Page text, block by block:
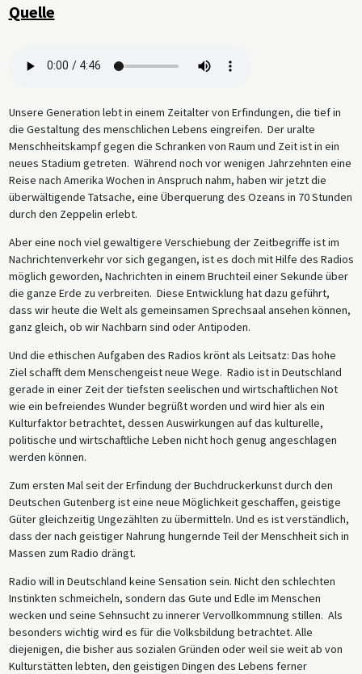
Quelle
Unsere Generation lebt in einem Zeitalter von Erfindungen, die tief in
die Gestaltung des menschlichen Lebens eingreifen. Der uralte
Menschheitskampf gegen die Schranken von Raum und Zeit ist in ein
neues Stadium getreten. Während noch vor wenigen Jahrzehnten eine
Reise nach Amerika Wochen in Anspruch nahm, haben wir jetzt die
überwältigende Tatsache, eine Überquerung des Ozeans in 70 Stunden
durch den Zeppelin erlebt.
Aber eine noch viel gewaltigere Verschiebung der Zeitbegriffe ist im
Nachrichtenverkehr vor sich gegangen, ist es doch mit Hilfe des Radios
möglich geworden, Nachrichten in einem Bruchteil einer Sekunde über
die ganze Erde zu verbreiten. Diese Entwicklung hat dazu geführt,
dass wir heute die Welt als gemeinsamen Sprechsaal ansehen können,
ganz gleich, ob wir Nachbarn sind oder Antipoden.
Und die ethischen Aufgaben des Radios krönt als Leitsatz: Das hohe
Ziel schafft dem Menschengeist neue Wege. Radio ist in Deutschland
gerade in einer Zeit der tiefsten seelischen und wirtschaftlichen Not
wie ein befreiendes Wunder begrüßt worden und wird hier als ein
Kulturfaktor betrachtet, dessen Auswirkungen auf das kulturelle,
politische und wirtschaftliche Leben nicht hoch genug angeschlagen
werden können.
Zum ersten Mal seit der Erfindung der Buchdruckerkunst durch den
Deutschen Gutenberg ist eine neue Möglichkeit geschaffen, geistige
Güter gleichzeitig Ungezählten zu übermitteln. Und es ist verständlich,
dass der nach geistiger Nahrung hungernde Teil der Menschheit sich in
Massen zum Radio drängt.
Radio will in Deutschland keine Sensation sein. Nicht den schlechten
Instinkten schmeicheln, sondern das Gute und Edle im Menschen
wecken und seine Sehnsucht zu innerer Vervollkommnung stillen. Als
besonders wichtig wird es für die Volksbildung betrachtet. Alle
diejenigen, die bisher aus sozialen Gründen oder weil sie weit ab von
Kulturstätten lebten, den geistigen Dingen des Lebens ferner